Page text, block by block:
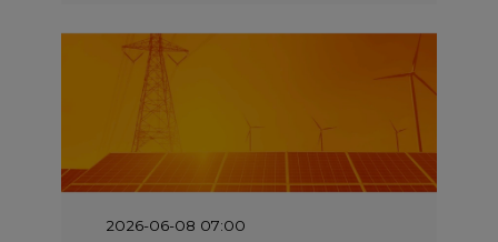
2026-06-08 07:00